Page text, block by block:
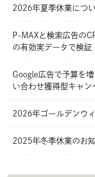
2026年夏季休業につ
P-MAXと検索広告の
の有効実データで検証
Google広告で予算を
い合わせ獲得型キャ
2026年ゴールデンウ
2025年冬季休業のお